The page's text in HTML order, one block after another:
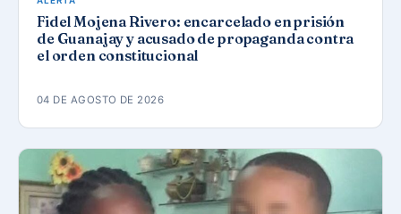
Fidel Mojena Rivero: encarcelado en prisión
de Guanajay y acusado de propaganda contra
el orden constitucional
04 DE AGOSTO DE 2026